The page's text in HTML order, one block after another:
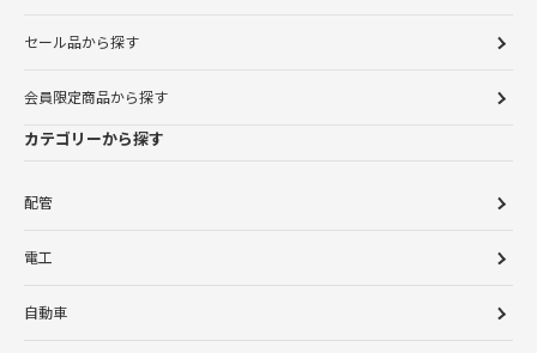
セール品から探す
会員限定商品から探す
カテゴリーから探す
配管
電工
自動車